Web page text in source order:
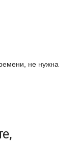
не нужна